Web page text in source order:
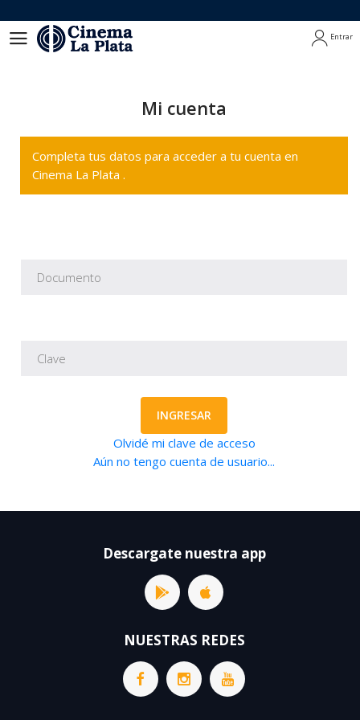
Entrar
Mi cuenta
Completa tus datos para acceder a tu cuenta en
Cinema La Plata .
INGRESAR
Olvidé mi clave de acceso
Aún no tengo cuenta de usuario...
Descargate nuestra app
NUESTRAS REDES